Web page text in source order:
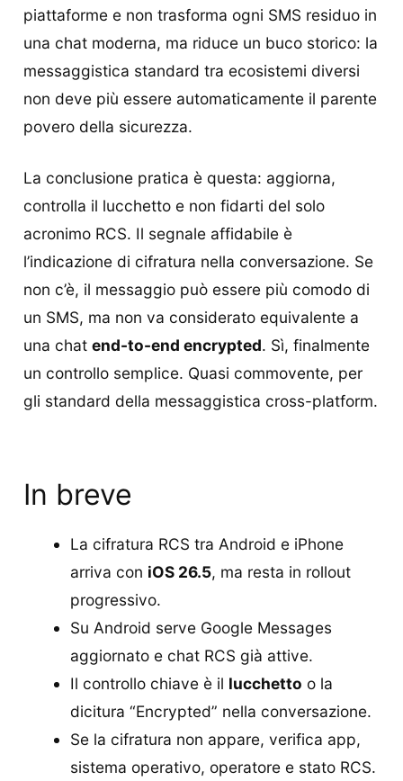
piattaforme e non trasforma ogni SMS residuo in
una chat moderna, ma riduce un buco storico: la
messaggistica standard tra ecosistemi diversi
non deve più essere automaticamente il parente
povero della sicurezza.
La conclusione pratica è questa: aggiorna,
controlla il lucchetto e non fidarti del solo
acronimo RCS. Il segnale affidabile è
l’indicazione di cifratura nella conversazione. Se
non c’è, il messaggio può essere più comodo di
un SMS, ma non va considerato equivalente a
una chat end-to-end encrypted. Sì, finalmente
un controllo semplice. Quasi commovente, per
gli standard della messaggistica cross-platform.
In breve
La cifratura RCS tra Android e iPhone
arriva con iOS 26.5, ma resta in rollout
progressivo.
Su Android serve Google Messages
aggiornato e chat RCS già attive.
Il controllo chiave è il lucchetto o la
dicitura “Encrypted” nella conversazione.
Se la cifratura non appare, verifica app,
sistema operativo, operatore e stato RCS.